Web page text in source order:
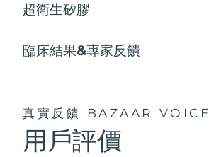
超衛生矽膠
臨床結果&專家反饋
真實反饋 BAZAAR VOICE
用戶評價